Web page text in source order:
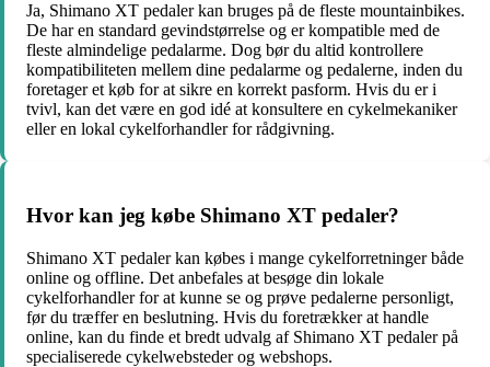
Ja, Shimano XT pedaler kan bruges på de fleste mountainbikes.
De har en standard gevindstørrelse og er kompatible med de
fleste almindelige pedalarme. Dog bør du altid kontrollere
kompatibiliteten mellem dine pedalarme og pedalerne, inden du
foretager et køb for at sikre en korrekt pasform. Hvis du er i
tvivl, kan det være en god idé at konsultere en cykelmekaniker
eller en lokal cykelforhandler for rådgivning.
Hvor kan jeg købe Shimano XT pedaler?
Shimano XT pedaler kan købes i mange cykelforretninger både
online og offline. Det anbefales at besøge din lokale
cykelforhandler for at kunne se og prøve pedalerne personligt,
før du træffer en beslutning. Hvis du foretrækker at handle
online, kan du finde et bredt udvalg af Shimano XT pedaler på
specialiserede cykelwebsteder og webshops.